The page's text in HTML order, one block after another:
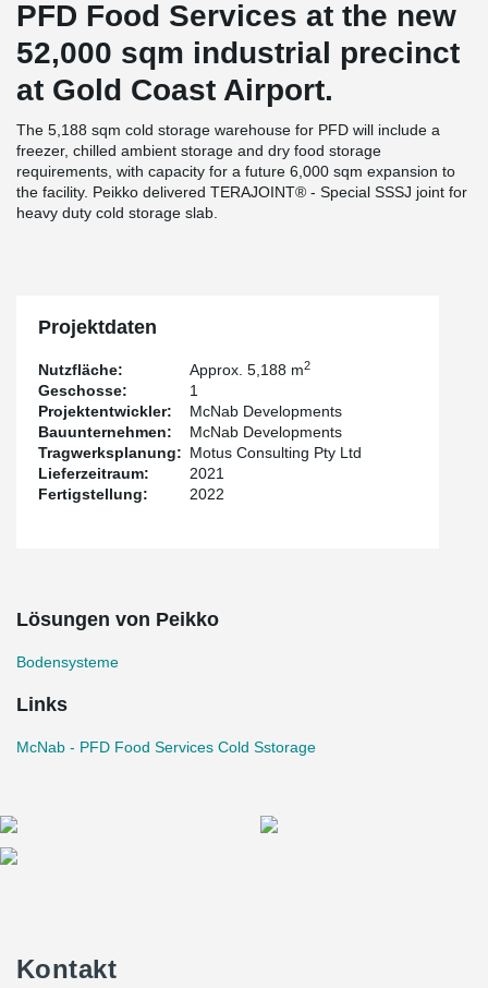
PFD Food Services at the new
52,000 sqm industrial precinct
at Gold Coast Airport.
The 5,188 sqm cold storage warehouse for PFD will include a
freezer, chilled ambient storage and dry food storage
requirements, with capacity for a future 6,000 sqm expansion to
the facility. Peikko delivered TERAJOINT® - Special SSSJ joint for
heavy duty cold storage slab.
Projektdaten
Nutzfläche: Approx. 5,188 m2
Geschosse:
1
Projektentwickler:
McNab Developments
Bauunternehmen:
McNab Developments
Tragwerksplanung: Motus Consulting Pty Ltd
Lieferzeitraum:
2021
Fertigstellung:
2022
Lösungen von Peikko
Bodensysteme
Links
McNab - PFD Food Services Cold Sstorage
Kontakt